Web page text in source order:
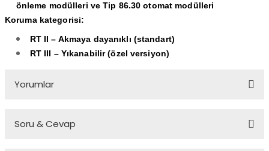
önleme modülleri ve Tip 86.30 otomat modülleri
Koruma kategorisi:
RT II – Akmaya dayanıklı (standart)
RT III – Yıkanabilir (özel versiyon)
Yorumlar
Soru & Cevap